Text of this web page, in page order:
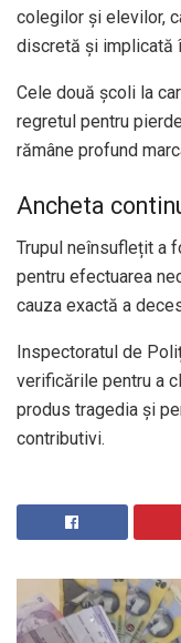
colegilor și elevilor,
discretă și implicată
Cele două școli la
regretul pentru
rămâne profund
Ancheta
Trupul neînsuflețit a
pentru efectuarea
cauza exactă a
Inspectoratul de
verificările pentru a
produs tragedia și
contributivi.